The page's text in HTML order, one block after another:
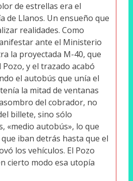
de estrellas era el
de Llanos. Un ensueño que
realidades. Como
ante el Ministerio
la proyectada M-40, que
Pozo, y el trazado acabó
el autobús que unía el
la mitad de ventanas
del cobrador, no
billete, sino sólo
«medio autobús», lo que
iban detrás hasta que el
los vehículos. El Pozo
cierto modo esa utopía